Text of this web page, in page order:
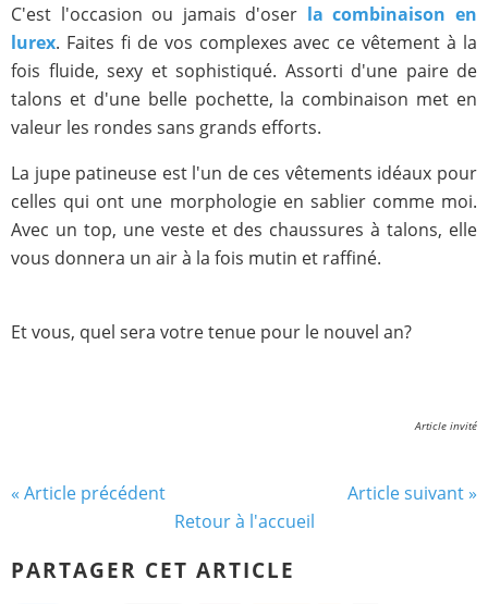
C'est l'occasion ou jamais d'oser la combinaison en
lurex. Faites fi de vos complexes avec ce vêtement à la
fois fluide, sexy et sophistiqué. Assorti d'une paire de
talons et d'une belle pochette, la combinaison met en
valeur les rondes sans grands efforts.
La jupe patineuse est l'un de ces vêtements idéaux pour
celles qui ont une morphologie en sablier comme moi.
Avec un top, une veste et des chaussures à talons, elle
vous donnera un air à la fois mutin et raffiné.
Et vous, quel sera votre tenue pour le nouvel an?
Article invité
« Article précédent
Article suivant »
Retour à l'accueil
PARTAGER CET ARTICLE